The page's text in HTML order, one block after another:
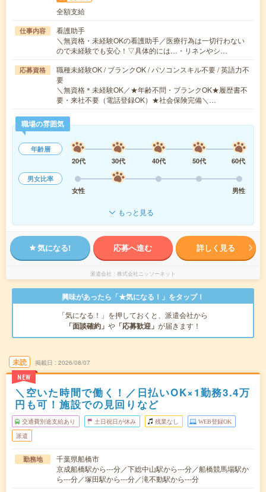
全額支給
仕事内容
看護助手
＼無資格・未経験OKの看護助手／医療行為は一切行わない
ので未経験でも安心！▽具体的には…・リネンやシ…
応募資格
職種未経験OK / ブランクOK / パソコンスキル不要 / 英語力不
要
＼無資格＊未経験OK／★年齢不問・ブランクOK★履歴書不
要・来社不要（電話登録OK）★社会保険完備＼…
職場の雰囲気
年齢層
20代
30代 40代 50代
60代
男女比率
女性
男性
もっと見る
気になる! 応募へ進む 詳しく見る
派遣会社 株式会社ニッソーネット
興味があったら「★気になる！」をタップ！
「気になる！」を押しておくと、派遣会社から
「面談確約」 や 「応募歓迎」 が届きます！
未読
NEW
掲載日 2026/08/07
＼空いた時間で働く！／日払いOK×1勤務3.4万
円も可！施設での見回りなど
交通費別途支給あり 土日祝日が休み 残業なし WEB登録OK
派遣
勤務地
千葉県船橋市
京成船橋駅から---分／下総中山駅から---分／船橋競馬場駅か
ら---分／塚田駅から---分／滝不動駅から---分